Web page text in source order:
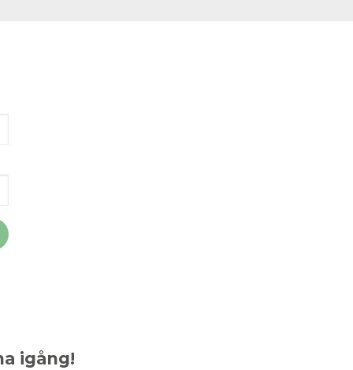
igång!